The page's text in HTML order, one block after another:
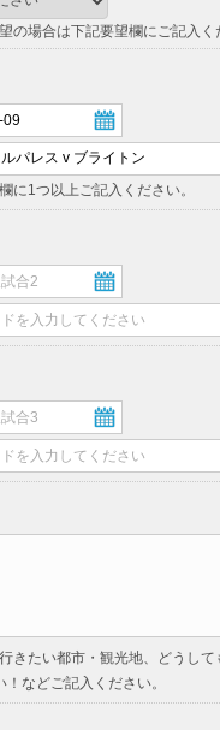
の場合は下記要望欄にご記入く
に1つ以上ご記入ください。
きたい都市・観光地、どうして
などご記入ください。